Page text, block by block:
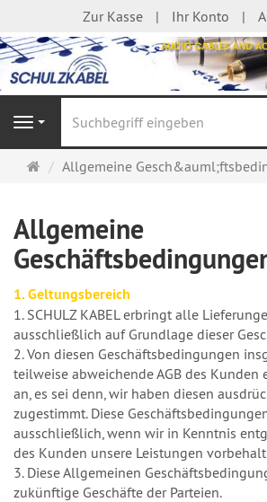
Zur Kasse Ihr Konto
Navigation
Startseite
Allgemeine
Allgemeine
1. Geltungsbereich
1. SCHULZ KABEL erbringt alle
ausschließlich auf Grundlage dieser
2. Von diesen Geschäftsbedingungen
teilweise abweichende AGB des Kunden
an, es sei denn, wir haben diesen
zugestimmt. Diese
ausschließlich, wenn wir in Kenntnis
des Kunden unsere Leistungen
3. Diese Allgemeinen
zukünftige Geschäfte der Parteien.